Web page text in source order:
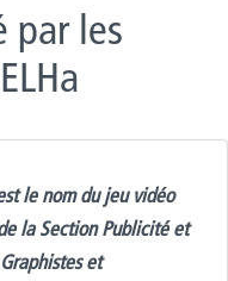
par les
le nom du jeu vidéo
la Section Publicité et
et